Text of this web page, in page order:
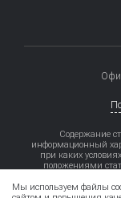
Содержание
информационный
при каких
положениями
Мы используем файлы